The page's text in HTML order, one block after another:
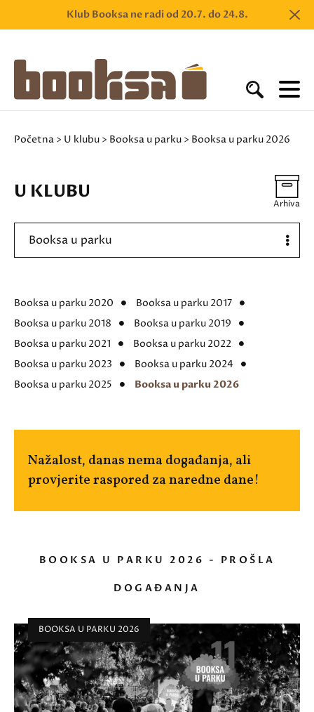
Klub Booksa ne radi od 20.7. do 24.8.
Početna > U klubu > Booksa u parku > Booksa u parku 2026
U KLUBU
Booksa u parku
Arhiva
Booksa u parku 2020
Booksa u parku 2017
Booksa u parku 2018
Booksa u parku 2019
Booksa u parku 2021
Booksa u parku 2022
Booksa u parku 2023
Booksa u parku 2024
Booksa u parku 2025
Booksa u parku 2026
Nažalost, danas nema događanja, ali
provjerite raspored za naredne dane!
BOOKSA U PARKU 2026 - PROŠLA
DOGAĐANJA
BOOKSA U PARKU 2026